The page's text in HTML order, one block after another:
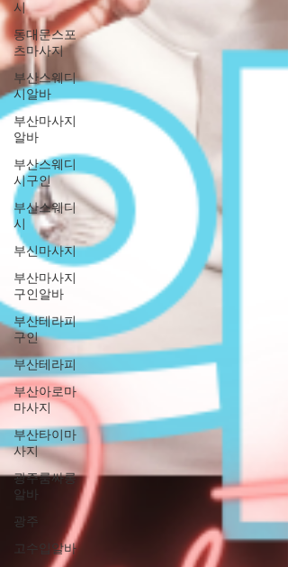
시
동대문스포
츠마사지
부산스웨디
시알바
부산마사지
알바
부산스웨디
시구인
부산스웨디
시
부신마사지
부산마사지
구인알바
부산테라피
구인
부산테라피
부산아로마
마사지
부산타이마
사지
광주룸싸롱
알바
광주
고수입알바